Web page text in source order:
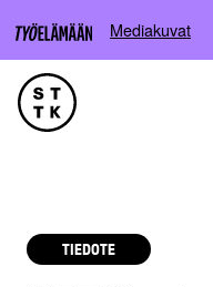
Mediakuvat
TIEDOTE